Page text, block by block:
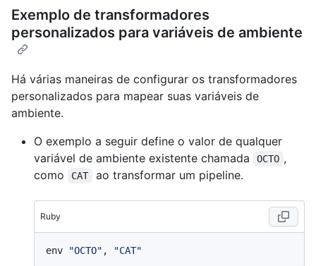
Exemplo de transformadores
personalizados para variáveis de ambiente
Há várias maneiras de configurar os transformadores
personalizados para mapear suas variáveis de
ambiente.
O exemplo a seguir define o valor de qualquer
variável de ambiente existente chamada
OCTO ,
como
CAT ao transformar um pipeline.
Ruby
env "OCTO" , "CAT"